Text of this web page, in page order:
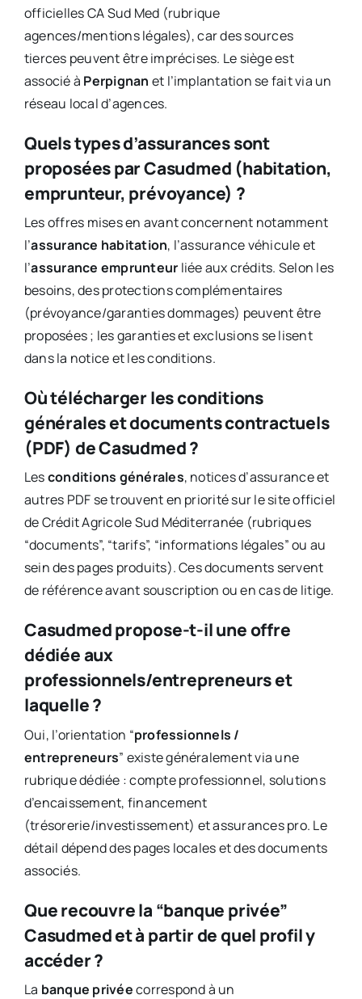
officielles CA Sud Med (rubrique
agences/mentions légales), car des sources
tierces peuvent être imprécises. Le siège est
associé à Perpignan et l’implantation se fait via un
réseau local d’agences.
Quels types d’assurances sont
proposées par Casudmed (habitation,
emprunteur, prévoyance) ?
Les offres mises en avant concernent notamment
l’assurance habitation, l’assurance véhicule et
l’assurance emprunteur liée aux crédits. Selon les
besoins, des protections complémentaires
(prévoyance/garanties dommages) peuvent être
proposées ; les garanties et exclusions se lisent
dans la notice et les conditions.
Où télécharger les conditions
générales et documents contractuels
(PDF) de Casudmed ?
Lesconditions générales, notices d’assurance et
autres PDF se trouvent en priorité sur le site officiel
de Crédit Agricole Sud Méditerranée (rubriques
“documents”, “tarifs”, “informations légales” ou au
sein des pages produits). Ces documents servent
de référence avant souscription ou en cas de litige.
Casudmed propose-t-il une offre
dédiée aux
professionnels/entrepreneurs et
laquelle ?
Oui, l’orientation “professionnels /
entrepreneurs” existe généralement via une
rubrique dédiée : compte professionnel, solutions
d’encaissement, financement
(trésorerie/investissement) et assurances pro. Le
détail dépend des pages locales et des documents
associés.
Que recouvre la “banque privée”
Casudmed et à partir de quel profil y
accéder ?
La banque privéecorrespond à un